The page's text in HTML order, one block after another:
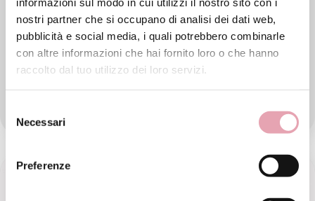
nostri partner che si occupano di analisi dei dati web,
pubblicità e social media, i quali potrebbero combinarle
con altre informazioni che hai fornito loro o che hanno
raccolto dal tuo utilizzo dei loro servizi.
delNecessari
Preferenze
Siero anti-age idratante BE
Siero viso
Fiale Idratanti indicate per pelli aride in mancanza di
acqua e che vogliono iniziare un trattamento di
prevenzione antietà.